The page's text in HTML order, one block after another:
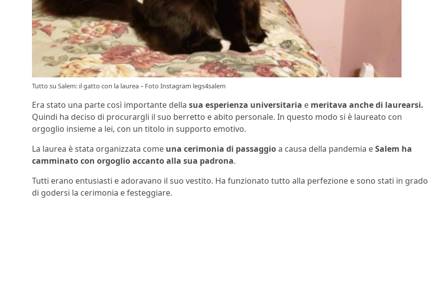
Tutto su Salem: il gatto con la laurea – Foto Instagram legs4salem
Era stato una parte così importante della sua esperienza universitaria e meritava anche di laurearsi.
Quindi ha deciso di procurargli il suo berretto e abito personale. In questo modo si è laureato con
orgoglio insieme a lei, con un titolo in supporto emotivo.
La laurea è stata organizzata come una cerimonia di passaggioa causa della pandemia eSalem ha
camminato con orgoglio accanto alla sua padrona.
Tutti erano entusiasti e adoravano il suo vestito. Ha funzionato tutto alla perfezione e sono stati in grado
di godersi la cerimonia e festeggiare.